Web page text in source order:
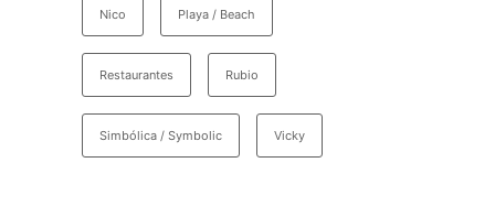
Nico Playa / Beach
Restaurantes Rubio
Simbólica / Symbolic Vicky